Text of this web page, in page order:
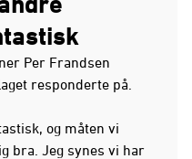
Per Frandsen
responderte på.
og måten vi
bra. Jeg synes vi har